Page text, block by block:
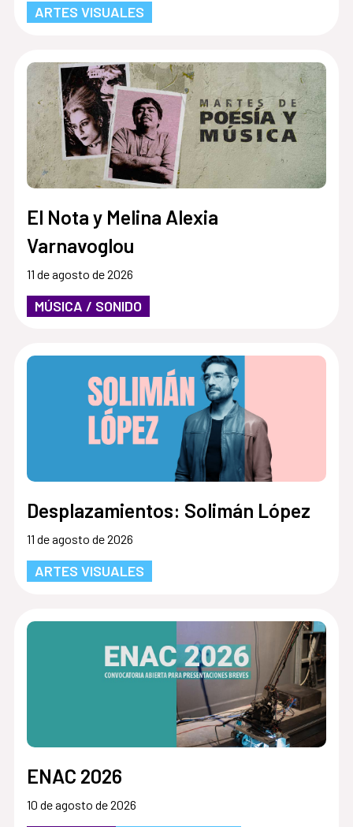
ARTES VISUALES
El Nota y Melina Alexia
Varnavoglou
11 de agosto de 2026
MÚSICA / SONIDO
Desplazamientos: Solimán López
11 de agosto de 2026
ARTES VISUALES
ENAC 2026
10 de agosto de 2026